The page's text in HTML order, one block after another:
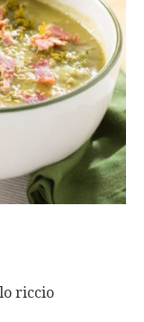
riccio